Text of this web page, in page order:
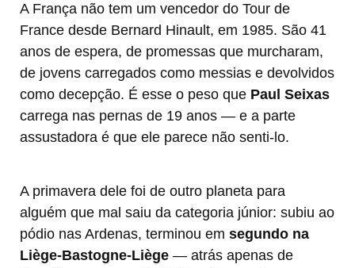
A França não tem um vencedor do Tour de
France desde Bernard Hinault, em 1985. São 41
anos de espera, de promessas que murcharam,
de jovens carregados como messias e devolvidos
como decepção. É esse o peso que Paul Seixas
carrega nas pernas de 19 anos — e a parte
assustadora é que ele parece não senti-lo.
A primavera dele foi de outro planeta para
alguém que mal saiu da categoria júnior: subiu ao
pódio nas Ardenas, terminou em segundo na
Liège-Bastogne-Liège — atrás apenas de